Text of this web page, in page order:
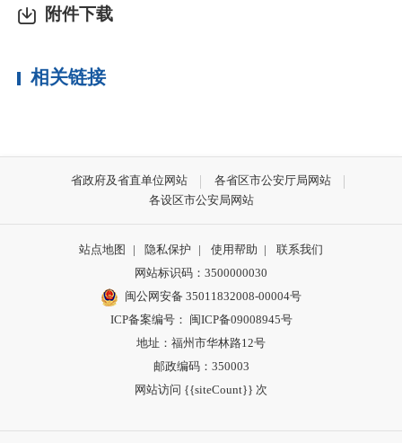
附件下载
相关链接
省政府及省直单位网站
各省区市公安厅局网站
各设区市公安局网站
站点地图 | 隐私保护 | 使用帮助 |
联系我们
网站标识码：3500000030
闽公网安备 35011832008-00004号
ICP备案编号： 闽ICP备09008945号
地址：福州市华林路12号
邮政编码：350003
网站访问 {{siteCount}} 次